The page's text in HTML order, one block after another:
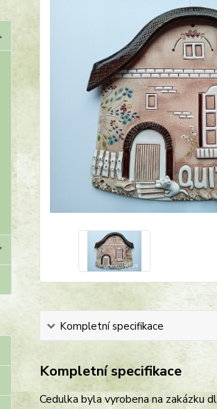
Kompletní specifikace
Kompletní specifikace
Cedulka byla vyrobena na zakázku